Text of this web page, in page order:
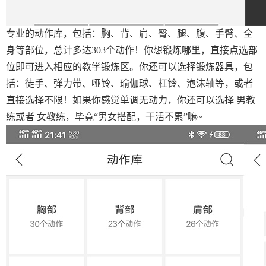
专业的动作库，包括：胸、背、肩、臀、腿、腹、手臂、全
身等部位，总计多达303个动作！你想锻炼哪里，直接点选部
位即可进入相应的教学锻炼区。你还可以选择锻炼器具，包
括：徒手、弹力带、哑铃、瑜伽球、杠铃、泡沫轴等，或者
直接选择不限！如果你感觉单调无动力，你还可以选择 男教
练或者 女教练，毕竟“男女搭配，干活不累”嘛~